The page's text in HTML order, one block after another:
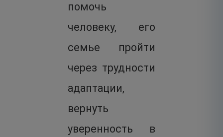
помочь
человеку, его
семье пройти
через трудности
адаптации,
вернуть
уверенность в